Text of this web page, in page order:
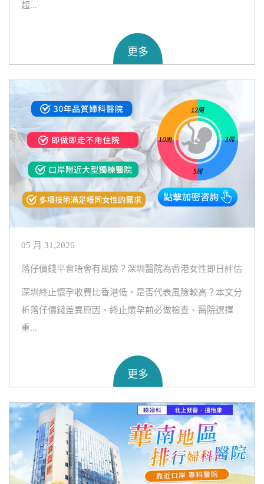
超...
更多
05 月 31,2026
落仔價錢平會唔會有風險？深圳醫院為香港女性即日評估
深圳終止懷孕收費比香港低，是否代表風險較高？本文分
析落仔價錢差異原因、終止懷孕前必做檢查、醫院選擇
重...
更多